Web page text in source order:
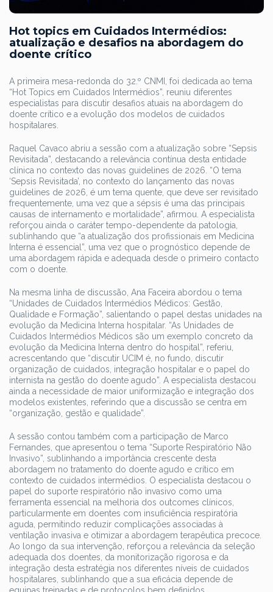
Hot topics em Cuidados Intermédios:
atualização e desafios na abordagem do
doente crítico
A primeira mesa-redonda do 32.º CNMI, foi dedicada ao tema
“Hot Topics em Cuidados Intermédios”, reuniu diferentes
especialistas para discutir desafios atuais na abordagem do
doente crítico e a evolução dos modelos de cuidados
hospitalares.
Raquel Cavaco abriu a sessão com a atualização sobre “Sepsis
Revisitada”, destacando a relevância contínua desta entidade
clínica no contexto das novas guidelines de 2026. “O tema
‘Sepsis Revisitada’, no contexto do lançamento das novas
guidelines de 2026, é um tema quente, que deve ser revisitado
frequentemente, uma vez que a sépsis é uma das principais
causas de internamento e mortalidade”, afirmou. A especialista
reforçou ainda o caráter tempo-dependente da patologia,
sublinhando que “a atualização dos profissionais em Medicina
Interna é essencial”, uma vez que o prognóstico depende de
uma abordagem rápida e adequada desde o primeiro contacto
com o doente.
Na mesma linha de discussão, Ana Faceira abordou o tema
“Unidades de Cuidados Intermédios Médicos: Gestão,
Qualidade e Formação”, salientando o papel destas unidades na
evolução da Medicina Interna hospitalar. “As Unidades de
Cuidados Intermédios Médicos são um exemplo concreto da
evolução da Medicina Interna dentro do hospital”, referiu,
acrescentando que “discutir UCIM é, no fundo, discutir
organização de cuidados, integração hospitalar e o papel do
internista na gestão do doente agudo”. A especialista destacou
ainda a necessidade de maior uniformização e integração dos
modelos existentes, referindo que a discussão se centra em
“organização, gestão e qualidade”.
A sessão contou também com a participação de Marco
Fernandes, que apresentou o tema “Suporte Respiratório Não
Invasivo”, sublinhando a importância crescente desta
abordagem no tratamento do doente agudo e crítico em
contexto de cuidados intermédios. O especialista destacou o
papel do suporte respiratório não invasivo como uma
ferramenta essencial na melhoria dos outcomes clínicos,
particularmente em doentes com insuficiência respiratória
aguda, permitindo reduzir complicações associadas à
ventilação invasiva e otimizar a abordagem terapêutica precoce.
Ao longo da sua intervenção, reforçou a relevância da seleção
adequada dos doentes, da monitorização rigorosa e da
integração desta estratégia nos diferentes níveis de cuidados
hospitalares, sublinhando que a sua eficácia depende de